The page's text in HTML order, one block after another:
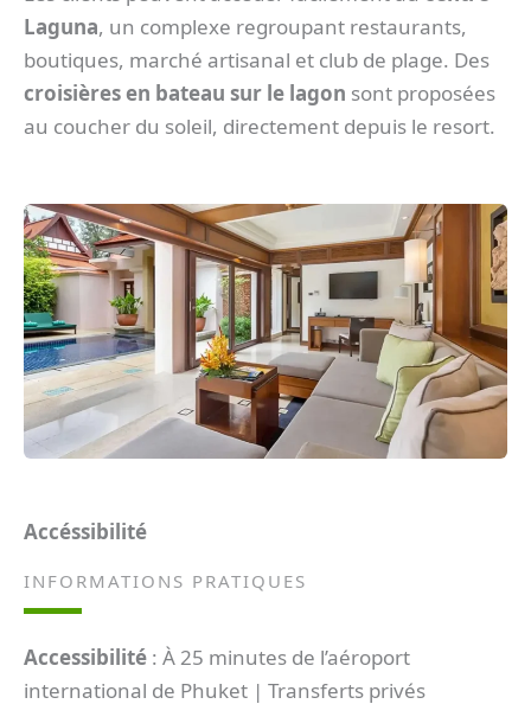
Laguna, un complexe regroupant restaurants,
boutiques, marché artisanal et club de plage. Des
croisières en bateau sur le lagon sont proposées
au coucher du soleil, directement depuis le resort.
Accéssibilité
INFORMATIONS PRATIQUES
Accessibilité : À 25 minutes de l’aéroport
international de Phuket | Transferts privés